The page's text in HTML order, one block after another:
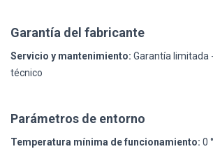
Garantía del fabricante
Servicio y mantenimiento: Garantía limitada
técnico
Parámetros de entorno
Temperatura mínima de funcionamiento: 0